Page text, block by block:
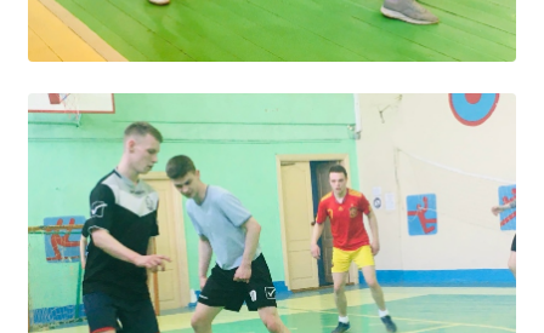
Студенческий совет
Студенческий спортивный клуб
МЕТОДИЧЕСКАЯ РАБОТА
В помощь педагогам и мастерам ПО
ПРОЧЕЕ
История нашего техникума
Фотографии техникума